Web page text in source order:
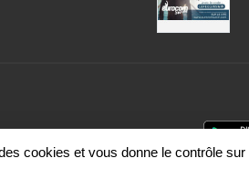
cookies et vous donne le contrôle